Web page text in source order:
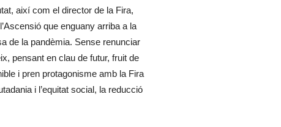
així com el director de la Fira,
que enguany arriba a la
de la pandèmia. Sense renunciar
pensant en clau de futur, fruit de
i pren protagonisme amb la Fira
i l’equitat social, la reducció